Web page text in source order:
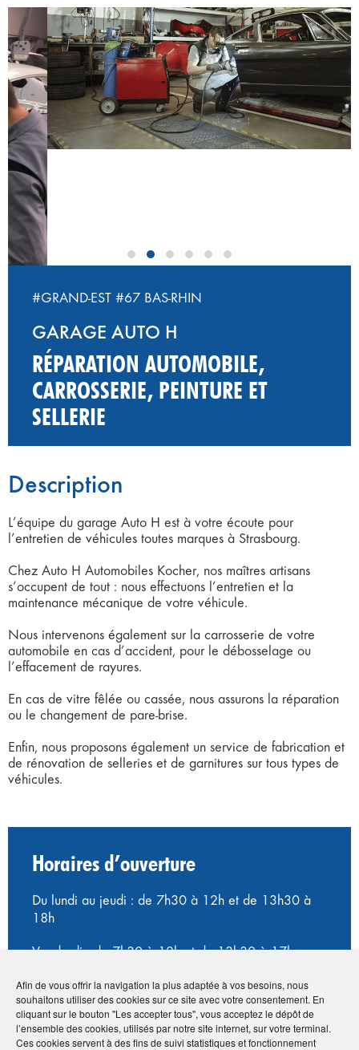
Afin de vous offrir la navigation la plus adaptée à vos besoins, nous
souhaitons utiliser des cookies sur ce site avec votre consentement. En
cliquant sur le bouton "Les accepter tous", vous acceptez le dépôt de
l’ensemble des cookies, utilisés par notre site internet, sur votre terminal.
Ces cookies servent à des fins de suivi statistiques et fonctionnement
‹
#GRAND-EST #67 BAS-RHIN
GARAGE AUTO H
RÉPARATION AUTOMOBILE,
CARROSSERIE, PEINTURE ET
SELLERIE
Description
L’équipe du garage Auto H est à votre écoute pour
l’entretien de véhicules toutes marques à Strasbourg.
Chez Auto H Automobiles Kocher, nos maîtres artisans
s’occupent de tout : nous effectuons l’entretien et la
maintenance mécanique de votre véhicule.
Nous intervenons également sur la carrosserie de votre
automobile en cas d’accident, pour le débosselage ou
l’effacement de rayures.
En cas de vitre fêlée ou cassée, nous assurons la réparation
ou le changement de pare-brise.
Enfin, nous proposons également un service de fabrication et
de rénovation de selleries et de garnitures sur tous types de
véhicules.
Horaires d’ouverture
Du lundi au jeudi : de 7h30 à 12h et de 13h30 à
18h
Vendredi : de 7h30 à 12h et de 13h30 à 17h
Suivez-nous sur Facebook